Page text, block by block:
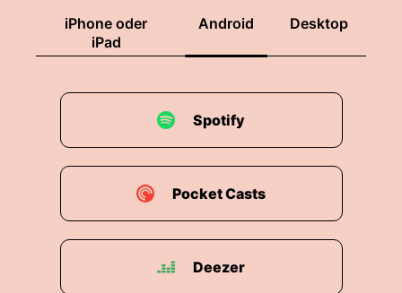
iPhone oder
iPad
Android Desktop
Spotify
Pocket Casts
Deezer